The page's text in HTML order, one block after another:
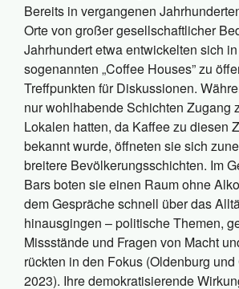
Bereits in vergangenen
Orte von großer gesellschaftlicher
Jahrhundert etwa entwickelten sich
sogenannten „Coffee Houses” zu
Treffpunkten für Diskussionen.
nur wohlhabende Schichten Zugang
Lokalen hatten, da Kaffee zu diesen
bekannt wurde, öffneten sie sich
breitere Bevölkerungsschichten. Im
Bars boten sie einen Raum ohne
dem Gespräche schnell über das
hinausgingen – politische Themen,
Missstände und Fragen von Macht
rückten in den Fokus (Oldenburg
2023). Ihre demokratisierende